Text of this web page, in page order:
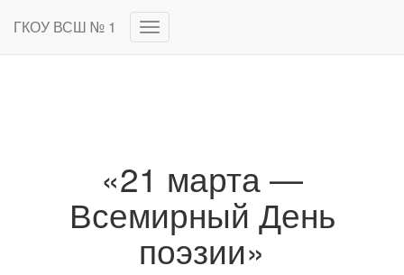
ГКОУ ВСШ № 1
Переключить
навигацию
«21 марта —
Всемирный День
поэзии»